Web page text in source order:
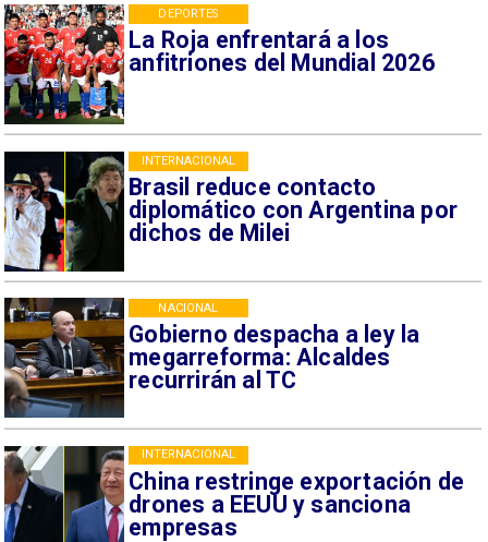
La Roja enfrentará a los
anfitriones del Mundial 2026
DEPORTES
Brasil reduce contacto
diplomático con Argentina por
dichos de Milei
INTERNACIONAL
Gobierno despacha a ley la
megarreforma: Alcaldes
recurrirán al TC
NACIONAL
China restringe exportación de
drones a EEUU y sanciona
empresas
INTERNACIONAL